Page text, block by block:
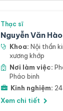
Thạc sĩ
Nguyễn Văn Hào
Khoa: Nội thần
xương khớp
Nơi làm việc:
Pháo binh
Kinh nghiệm:
Xem chi tiết